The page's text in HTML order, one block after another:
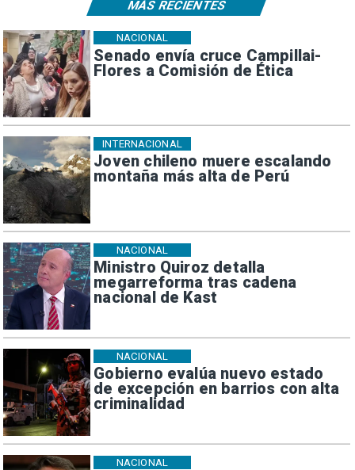
Senado envía cruce Campillai-
Flores a Comisión de Ética
NACIONAL
Joven chileno muere escalando
montaña más alta de Perú
INTERNACIONAL
Ministro Quiroz detalla
megarreforma tras cadena
nacional de Kast
NACIONAL
Gobierno evalúa nuevo estado
de excepción en barrios con alta
criminalidad
NACIONAL
NACIONAL
MÁS RECIENTES